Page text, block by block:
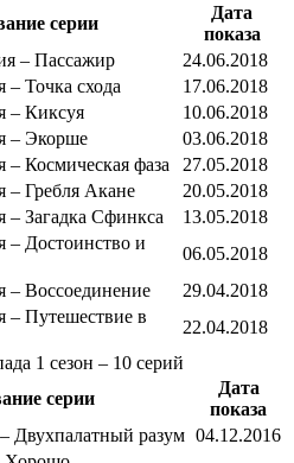
серии
Дата
показа
– Пассажир
24.06.2018
– Точка схода
17.06.2018
– Киксуя
10.06.2018
– Экорше
03.06.2018
– Космическая фаза
27.05.2018
– Гребля Акане
20.05.2018
– Загадка Сфинкса
13.05.2018
– Достоинство и
06.05.2018
– Воссоединение
29.04.2018
– Путешествие в
22.04.2018
1 сезон – 10 серий
серии
Дата
показа
Двухпалатный разум 04.12.2016